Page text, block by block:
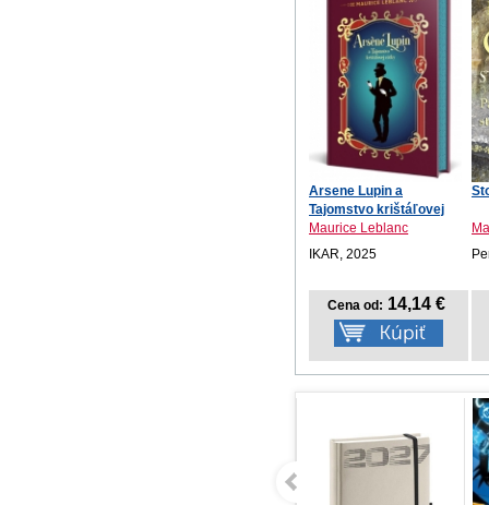
Arsene Lupin a
Tajomstvo krištáľovej
zát...
Maurice Leblanc
IKAR, 2025
Cena od: 14,14 €